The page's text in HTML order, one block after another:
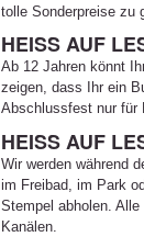
tolle Sonderpreise zu
HEISS AUF
Ab 12 Jahren könnt
zeigen, dass Ihr ein
Abschlussfest nur für
HEISS AUF
Wir werden während
im Freibad, im Park
Stempel abholen.
Kanälen.